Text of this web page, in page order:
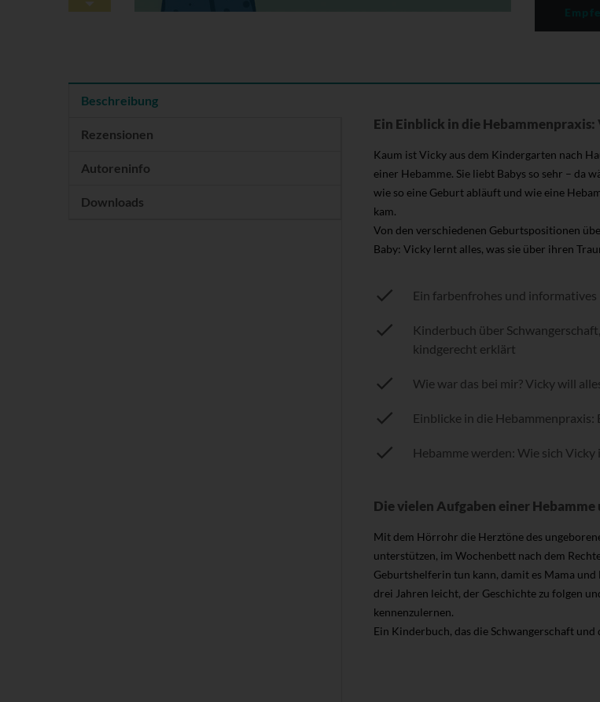
Beschreibung
Rezensionen
Autoreninfo
Downloads
Ein Einblick in die
Kaum ist Vicky aus dem Kindergarten nach
einer Hebamme. Sie liebt Babys so sehr – da
wie so eine Geburt abläuft und wie eine
kam.
Von den verschiedenen Geburtspositionen
Baby: Vicky lernt alles, was sie über ihren
Ein farbenfrohes und
Kinderbuch über
kindgerecht erklärt
Wie war das bei mir? Vicky will
Einblicke in die
Hebamme werden: Wie sich
Die vielen Aufgaben einer Hebamme
Mit dem Hörrohr die Herztöne des
unterstützen, im Wochenbett nach dem
Geburtshelferin tun kann, damit es Mama
drei Jahren leicht, der Geschichte zu folgen
kennenzulernen.
Ein Kinderbuch, das die Schwangerschaft